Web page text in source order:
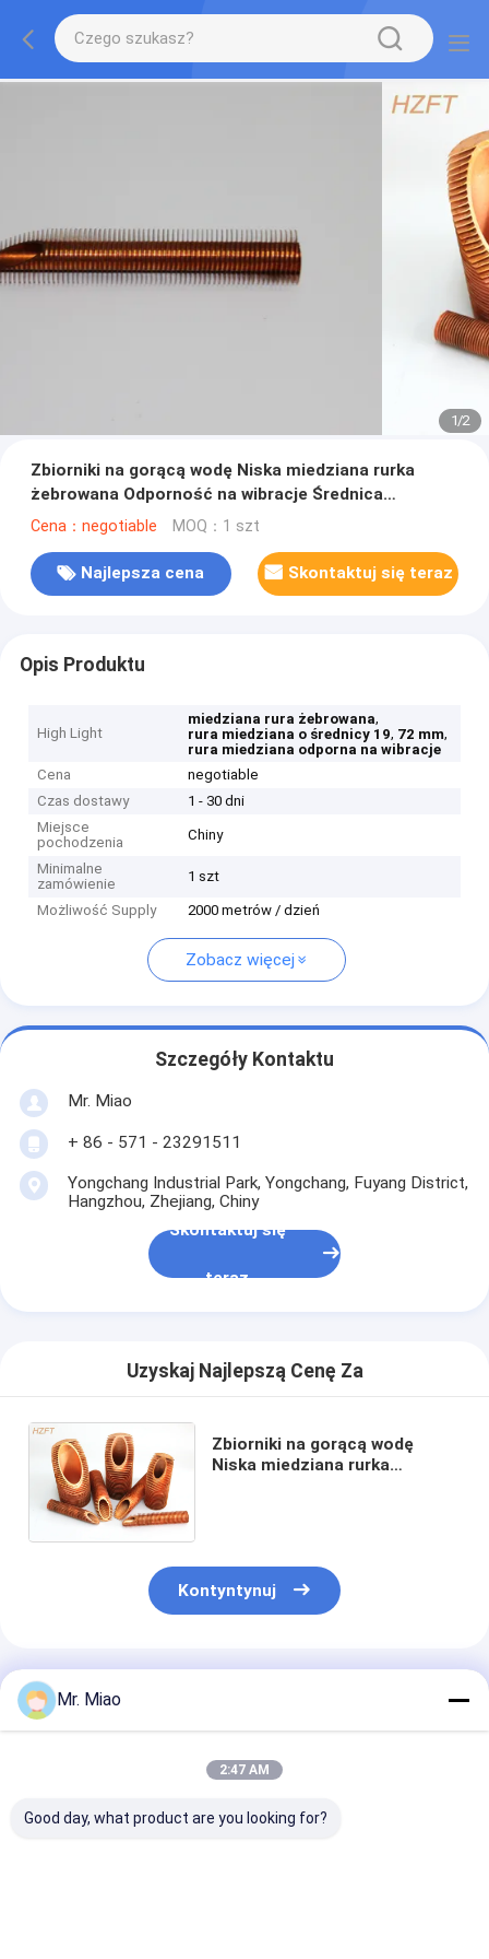
1/2
Zbiorniki na gorącą wodę Niska miedziana rurka
żebrowana Odporność na wibracje Średnica
wewnętrzna 19,72 mm
Cena：negotiable MOQ：1 szt
Najlepsza cena Skontaktuj się teraz
Opis Produktu
High Light
miedziana rura żebrowana,
rura miedziana o średnicy 19, 72 mm,
rura miedziana odporna na wibracje
Cena
negotiable
Czas dostawy
1 - 30 dni
Miejsce
pochodzenia
Chiny
Minimalne
zamówienie
1 szt
Możliwość Supply 2000 metrów / dzień
Zobacz więcej
Szczegóły Kontaktu
Mr. Miao
+ 86 - 571 - 23291511
Yongchang Industrial Park, Yongchang, Fuyang District,
Hangzhou, Zhejiang, Chiny
Skontaktuj się
teraz
Uzyskaj Najlepszą Cenę Za
Zbiorniki na gorącą wodę
Niska miedziana rurka
Kontyntynuj
Polecane Produkty
Mr. Miao
2:47 AM
Good day, what product are you looking for?